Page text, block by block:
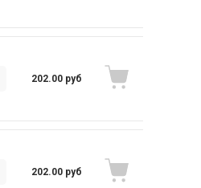
202.00 руб
202.00 руб